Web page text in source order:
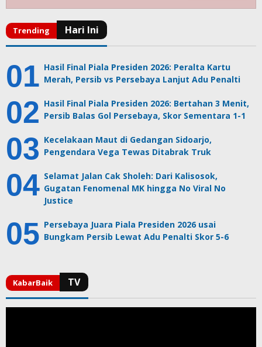
Hasil Final Piala Presiden 2026: Peralta Kartu
Merah, Persib vs Persebaya Lanjut Adu Penalti
Hasil Final Piala Presiden 2026: Bertahan 3 Menit,
Persib Balas Gol Persebaya, Skor Sementara 1-1
Kecelakaan Maut di Gedangan Sidoarjo,
Pengendara Vega Tewas Ditabrak Truk
Selamat Jalan Cak Sholeh: Dari Kalisosok,
Gugatan Fenomenal MK hingga No Viral No
Justice
Persebaya Juara Piala Presiden 2026 usai
Bungkam Persib Lewat Adu Penalti Skor 5-6